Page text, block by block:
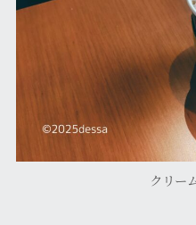
クリー